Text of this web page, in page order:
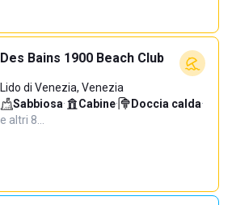
Des Bains 1900 Beach Club
Lido di Venezia, Venezia
Sabbiosa· Cabine· Doccia calda·
e altri 8…